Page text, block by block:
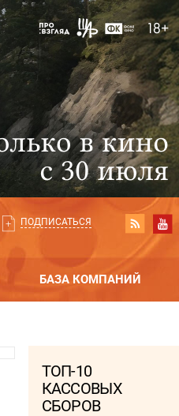
ПОДПИСАТЬСЯ
БАЗА КОМПАНИЙ
ТОП-10
КАССОВЫХ
СБОРОВ